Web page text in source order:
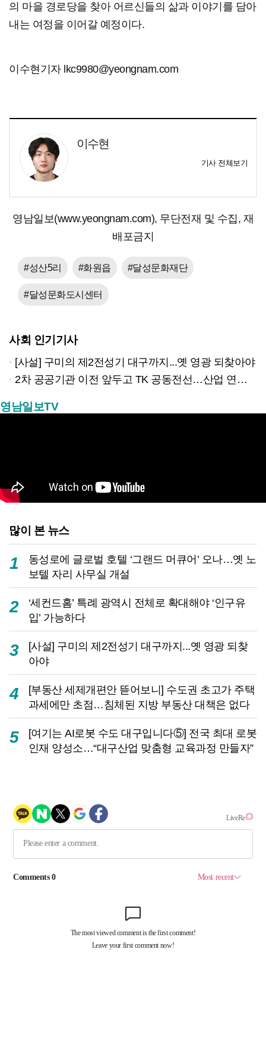
의 마을 경로당을 찾아 어르신들의 삶과 이야기를 담아
내는 여정을 이어갈 예정이다.
이수현기자 lkc9980@yeongnam.com
이수현
기사 전체보기
영남일보(www.yeongnam.com), 무단전재 및 수집, 재
배포금지
#성산5리 #화원읍 #달성문화재단
#달성문화도시센터
사회 인기기사
[사설] 구미의 제2전성기 대구까지...옛 영광 되찾아야
2차 공공기관 이전 앞두고 TK 공동전선…산업 연계형 유치 승부수
영남일보TV
많이 본 뉴스
1
동성로에 글로벌 호텔 ‘그랜드 머큐어’ 오나…옛 노
보텔 자리 사무실 개설
2
‘세컨드홈’ 특례 광역시 전체로 확대해야 ‘인구유
입’ 가능하다
3
[사설] 구미의 제2전성기 대구까지...옛 영광 되찾
아야
4
[부동산 세제개편안 뜯어보니] 수도권 초고가 주택
과세에만 초점…침체된 지방 부동산 대책은 없다
5
[여기는 AI로봇 수도 대구입니다⑤] 전국 최대 로봇
인재 양성소…“대구산업 맞춤형 교육과정 만들자”